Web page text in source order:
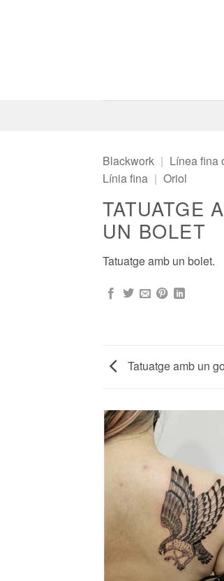
Blackwork | Línea fina
Línia fina | Oriol
TATUATGE
UN BOLET
Tatuatge amb un bolet.
Tatuatge amb un